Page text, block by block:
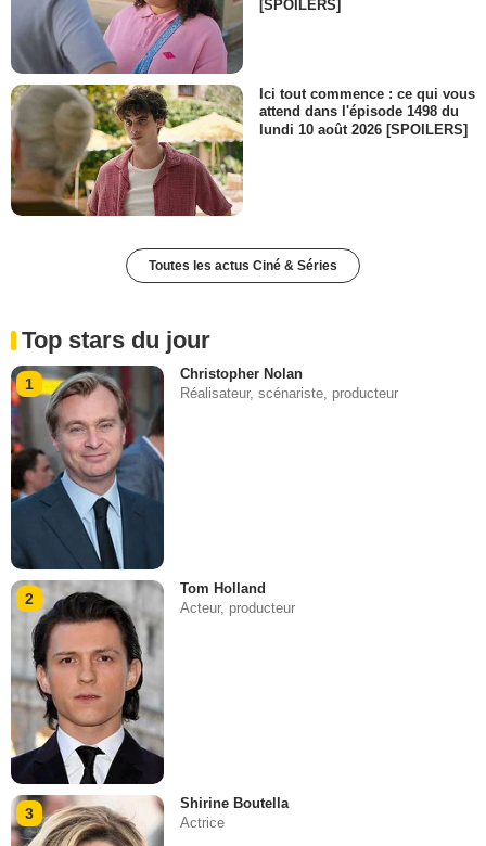
[SPOILERS]
Ici tout commence : ce qui vous
attend dans l'épisode 1498 du
lundi 10 août 2026 [SPOILERS]
Toutes les actus Ciné & Séries
Top stars du jour
1
Christopher Nolan
Réalisateur, scénariste, producteur
2
Tom Holland
Acteur, producteur
3
Shirine Boutella
Actrice